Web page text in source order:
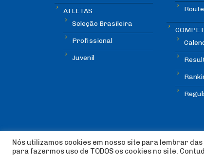
ATLETAS
Seleção Brasileira
Profissional
Juvenil
Nós utilizamos cookies em nosso site para lembrar
para fazermos uso de TODOS os cookies no site.